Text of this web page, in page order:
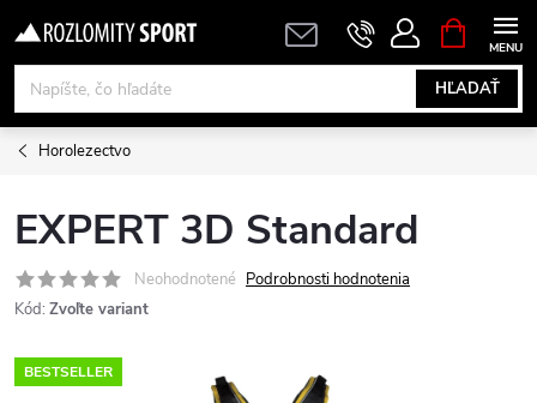
na
obsah
HĽADAŤ
KOŠÍK
Horolezectvo
EXPERT 3D Standard
Neohodnotené Podrobnosti hodnotenia
Kód: Zvoľte variant
BESTSELLER